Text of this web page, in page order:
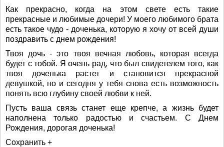
Как прекрасно, когда на этом свете есть такие
прекрасные и любимые дочери! У моего любимого брата
есть такое чудо - доченька, которую я хочу от всей души
поздравить с днем рождения!
Твоя дочь - это твоя вечная любовь, которая всегда
будет с тобой. Я очень рад, что был свидетелем того, как
твоя доченька растет и становится прекрасной
девушкой, но и сегодня у тебя снова есть возможность
понять всю глубину своей любви к ней.
Пусть ваша связь станет еще крепче, а жизнь будет
наполнена только радостью и счастьем. С Днем
Рождения, дорогая доченька!
Сохранить +